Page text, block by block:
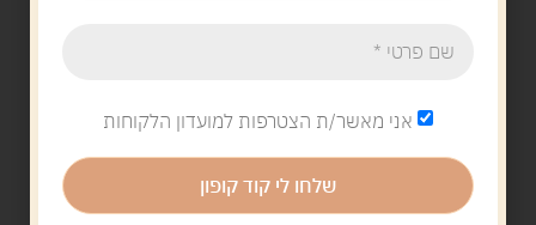
אני מאשר/ת הצטרפות למועדון הלקוחות
שלחו לי קוד קופון